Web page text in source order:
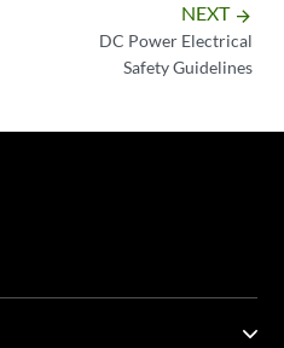
NEXT arrow_forward
DC Power Electrical
Safety Guidelines